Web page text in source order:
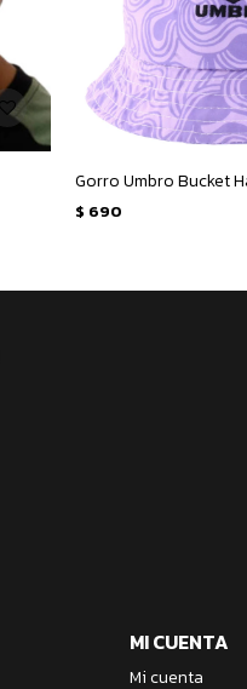
Gorro Umbro Bucket
$ 690
MI CUENTA
Mi cuenta